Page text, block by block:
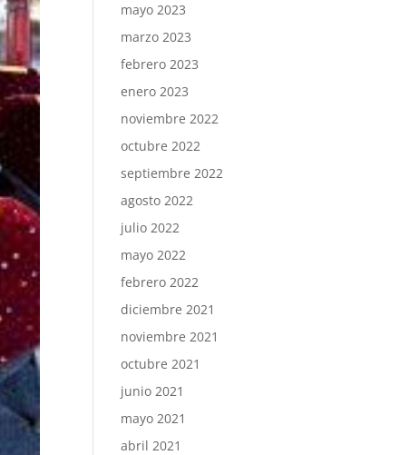
mayo 2023
marzo 2023
febrero 2023
enero 2023
noviembre 2022
octubre 2022
septiembre 2022
agosto 2022
julio 2022
mayo 2022
febrero 2022
diciembre 2021
noviembre 2021
octubre 2021
junio 2021
mayo 2021
abril 2021